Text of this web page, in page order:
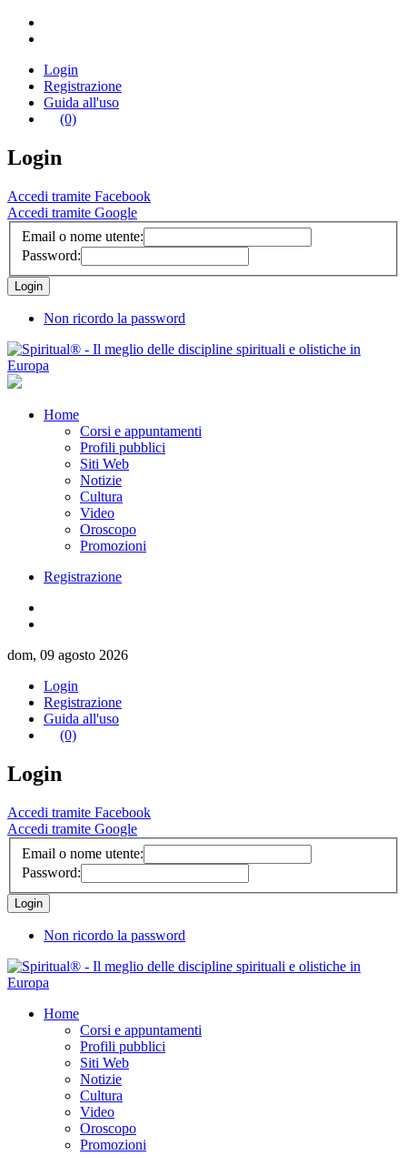
Login
Registrazione
Guida all'uso
(0)
Login
Accedi tramite Facebook
Accedi tramite Google
Email o nome utente:
Password:
Non ricordo la password
Home
Corsi e appuntamenti
Profili pubblici
Siti Web
Notizie
Cultura
Video
Oroscopo
Promozioni
Registrazione
dom, 09 agosto 2026
Login
Registrazione
Guida all'uso
(0)
Login
Accedi tramite Facebook
Accedi tramite Google
Email o nome utente:
Password:
Non ricordo la password
Home
Corsi e appuntamenti
Profili pubblici
Siti Web
Notizie
Cultura
Video
Oroscopo
Promozioni